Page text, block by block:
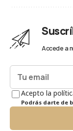
Accede a
Acepto la
Podrás darte de